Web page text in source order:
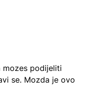
podijeliti
se. Mozda je ovo